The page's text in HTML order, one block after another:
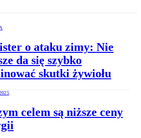
o ataku zimy: Nie
da się szybko
skutki żywiołu
celem są niższe ceny